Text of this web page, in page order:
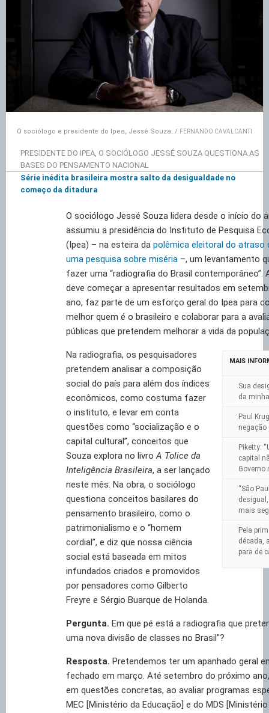
O sociólogo e presidente do Ipea, Jessé Souza. / FERNANDO CAVALCANTI
PRESIDENTE DO IPEA, O SOCIÓLOGO JESSÉ SOUZA QUESTIONA AS
BASES DO PENSAMENTO NACIONAL
Série inédita brasileira mostra salto da desigualdade no
começo da ditadura
O sociólogo Jessé Souza lidera desde o início do
assumiu a presidência do Instituto de Pesquisa
(Ipea) – na esteira da polêmica eleitoral do atraso
uma pesquisa sobre miséria –, um levantamento
fazer uma “radiografia do Brasil contemporâneo”.
deve começar a apresentar resultados em
ano, faz parte de um esforço geral do Ipea para
melhor quem é o brasileiro e colaborar para a
públicas que pretendem melhorar a vida da
MAIS
Sua
da minha
Paul
negação
Piketty:
capital
Governo
“São
mais
Pela
década,
para de
Na radiografia, os pesquisadores
pretendem analisar a composição
social do país para além dos índices
econômicos, como costuma fazer
o instituto, e levar em conta
questões como “socialização e o
capital cultural”, conceitos que
Souza explora no livroA Tolice da
Inteligência Brasileira, a ser lançado
neste mês. Na obra, o sociólogo
questiona conceitos basilares do
pensamento brasileiro, como o
patrimonialismo e o “homem
cordial”, e diz que nossa ciência
social está baseada em mitos
infundados criados e promovidos
por pensadores como Gilberto
Freyre e Sérgio Buarque de Holanda.
Pergunta. Em que pé está a radiografia que
uma nova divisão de classes no Brasil"?
Resposta. Pretendemos ter um apanhado geral
fechado em março. Até setembro do próximo
em questões concretas, ao avaliar programas
MEC [Ministério da Educação] e do MDS